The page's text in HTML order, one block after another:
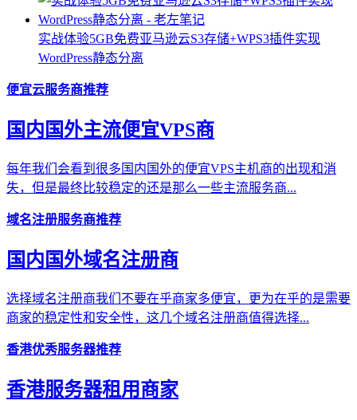
实战体验5GB免费亚马逊云S3存储+WPS3插件实现
WordPress静态分离
便宜云服务商推荐
国内国外主流便宜VPS商
每年我们会看到很多国内国外的便宜VPS主机商的出现和消
失，但是最终比较稳定的还是那么一些主流服务商...
域名注册服务商推荐
国内国外域名注册商
选择域名注册商我们不要在乎商家多便宜，更为在乎的是需要
商家的稳定性和安全性，这几个域名注册商值得选择...
香港优秀服务器推荐
香港服务器租用商家